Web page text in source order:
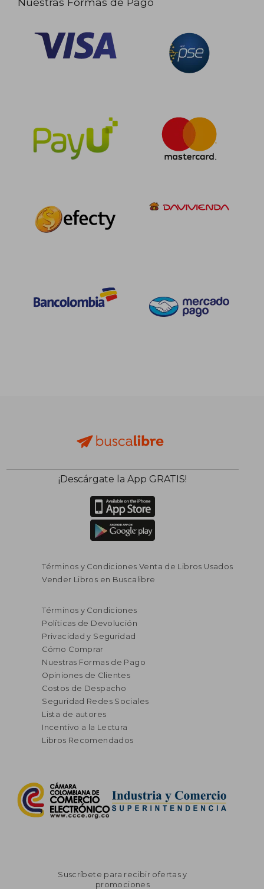
¡Descárgate la App GRATIS!
Términos y Condiciones Venta de Libros Usados
Vender Libros en Buscalibre
Términos y Condiciones
Políticas de Devolución
Privacidad y Seguridad
Cómo Comprar
Nuestras Formas de Pago
Opiniones de Clientes
Costos de Despacho
Seguridad Redes Sociales
Lista de autores
Incentivo a la Lectura
Libros Recomendados
Suscríbete para recibir ofertas y
promociones